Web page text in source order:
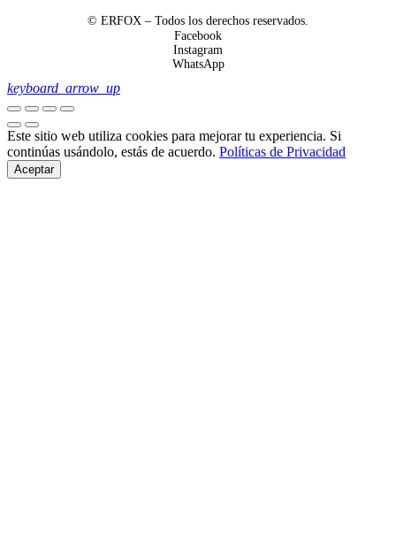
© ERFOX – Todos los derechos reservados.
Facebook
Instagram
WhatsApp
keyboard_arrow_up
Este sitio web utiliza cookies para mejorar tu experiencia. Si
continúas usándolo, estás de acuerdo. Políticas de Privacidad
Aceptar